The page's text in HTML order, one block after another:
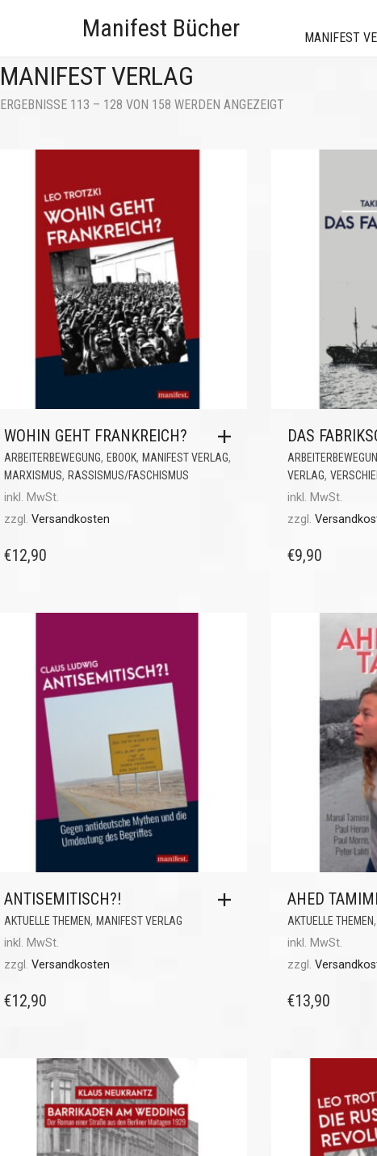
Manifest Bücher MANIFEST
MANIFEST VERLAG
ERGEBNISSE 113 – 128 VON 158 WERDEN ANGEZEIGT
WOHIN GEHT FRANKREICH?
ARBEITERBEWEGUNG, EBOOK, MANIFEST VERLAG,
MARXISMUS, RASSISMUS/FASCHISMUS
inkl. MwSt.
zzgl. Versandkosten
€12,90
DAS
VERLAG,
inkl. MwSt.
zzgl.
€9,90
ANTISEMITISCH?!
AKTUELLE THEMEN, MANIFEST VERLAG
inkl. MwSt.
zzgl. Versandkosten
€12,90
AHED TAMIMI
AKTUELLE THEMEN,
inkl. MwSt.
zzgl.
€13,90